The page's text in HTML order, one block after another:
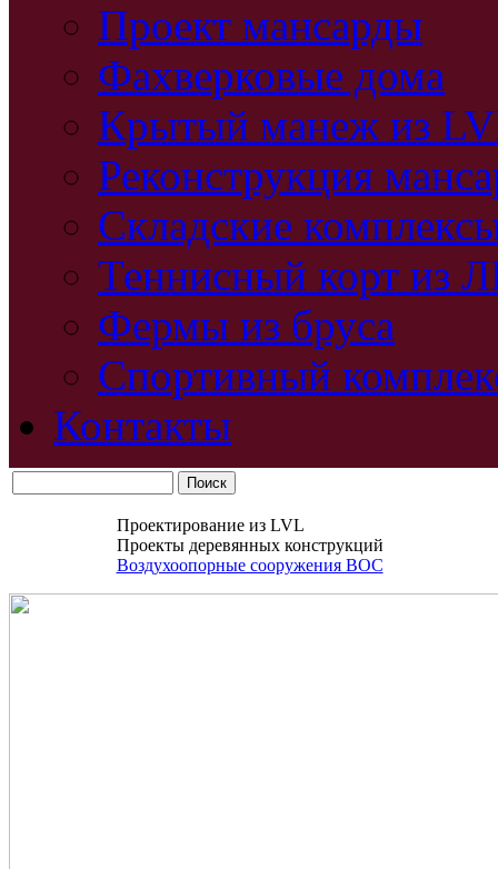
Проект мансарды
Фахверковые дома
Крытый манеж из
Реконструкция
Складские
Теннисный корт из
Фермы из бруса
Спортивный
Контакты
Проектирование из LVL
Проекты деревянных конструкций
Воздухоопорные сооружения ВОС